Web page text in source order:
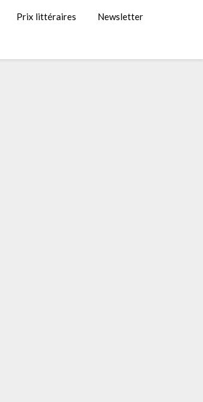
Prix littéraires Newsletter